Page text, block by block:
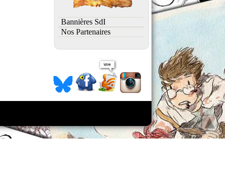
Bannières SdI
Nos Partenaires